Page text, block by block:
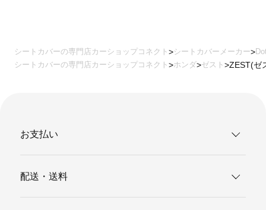
シートカバーの専門店カーショップコネクト シートカバーメーカー
シートカバーの専門店カーショップコネクト
ホンダ ゼスト ZEST(ゼ
お支払い
配送・送料